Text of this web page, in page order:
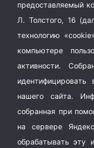
Терроризм (1)
Транспорт (262)
Туризм (178)
Флот (76)
Школа и спорт
Экология (8)
предоставляемый
Л. Толстого, 16
технологию
компьютере
активности.
нашего сайта.
собранная при
на сервере
обрабатывать эту